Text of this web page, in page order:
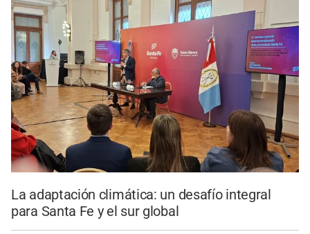
La adaptación climática: un desafío integral
para Santa Fe y el sur global